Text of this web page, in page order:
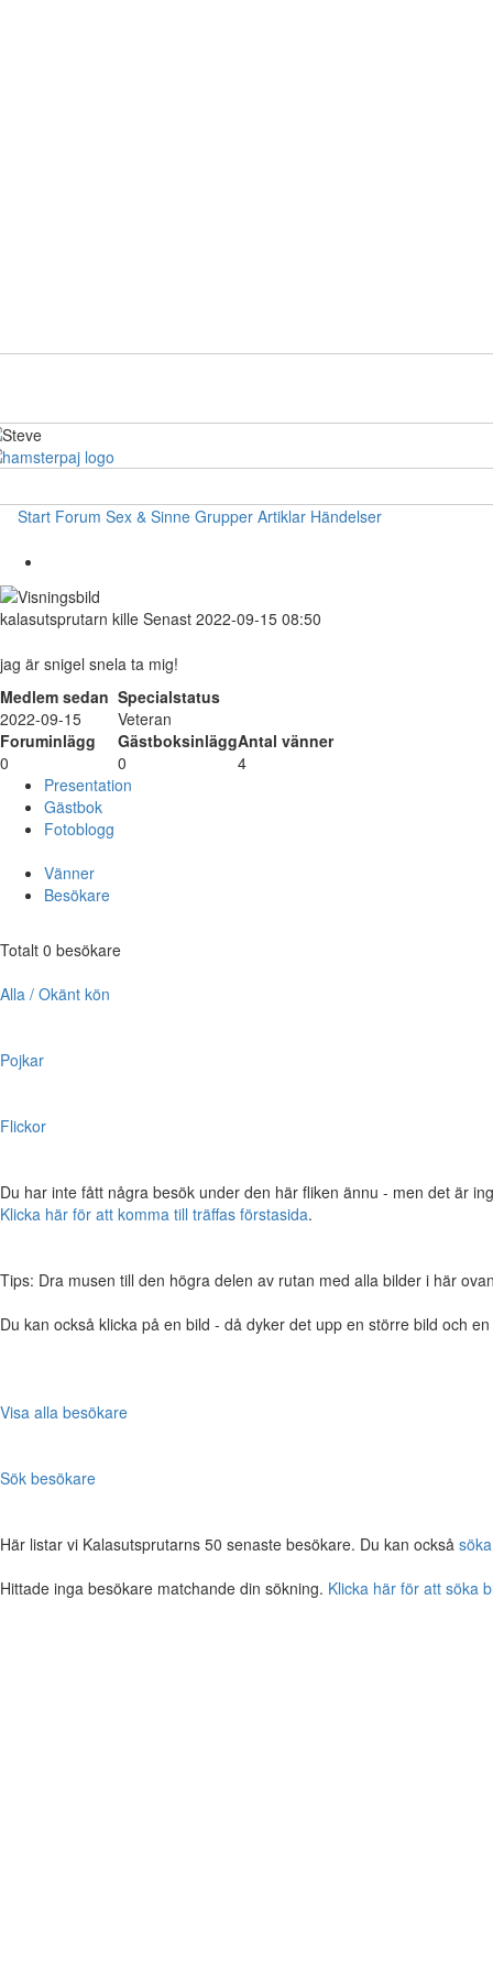
Start Forum Sex & Sinne Grupper Artiklar Händelser
kalasutsprutarn kille Senast 2022-09-15 08:50
jag är snigel snela ta mig!
Medlem sedan Specialstatus
2022-09-15
Veteran
Foruminlägg
GästboksinläggAntal vänner
0
0
4
Presentation
Gästbok
Fotoblogg
Vänner
Besökare
Totalt 0 besökare
Alla / Okänt kön
Pojkar
Flickor
Du har inte fått några besök under den här fliken ännu - men det är
Klicka här för att komma till träffas förstasida.
Tips: Dra musen till den högra delen av rutan med alla bilder i här
Du kan också klicka på en bild - då dyker det upp en större bild och
Visa alla besökare
Sök besökare
Här listar vi Kalasutsprutarns 50 senaste besökare. Du kan också söka
Hittade inga besökare matchande din sökning. Klicka här för att söka